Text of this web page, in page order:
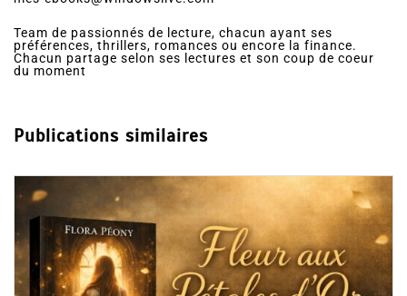
Team de passionnés de lecture, chacun ayant ses
préférences, thrillers, romances ou encore la finance.
Chacun partage selon ses lectures et son coup de coeur
du moment
Publications similaires